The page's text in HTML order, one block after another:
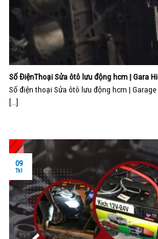
Số ĐiệnThoại Sửa ôtô lưu động hcm | Gara
Số điện thoại Sửa ôtô lưu động hcm |
[...]
09
Th1